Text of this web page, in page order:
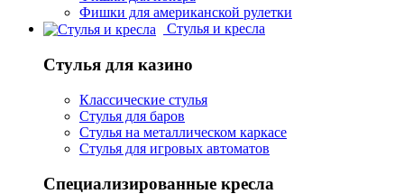
Фишки для американской рулетки
Стулья и кресла
Стулья для казино
Классические стулья
Стулья для баров
Стулья на металлическом каркасе
Стулья для игровых автоматов
Специализированные кресла